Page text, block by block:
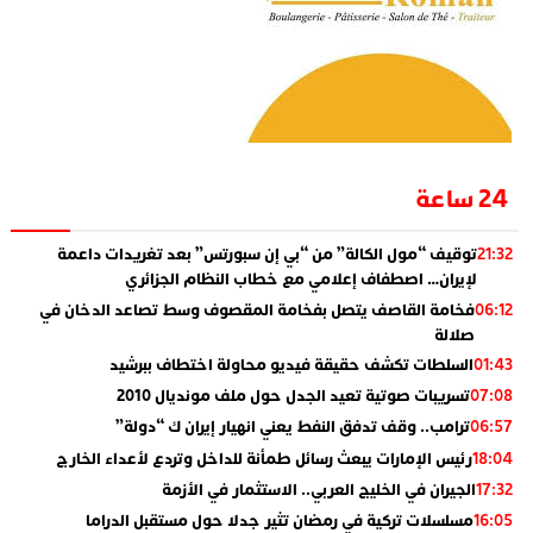
24 ساعة
21:32توقيف “مول الكالة” من “بي إن سبورتس” بعد تغريدات داعمة
لإيران… اصطفاف إعلامي مع خطاب النظام الجزائري
06:12فخامة القاصف يتصل بفخامة المقصوف وسط تصاعد الدخان في
صلالة
01:43السلطات تكشف حقيقة فيديو محاولة اختطاف ببرشيد
07:08تسريبات صوتية تعيد الجدل حول ملف مونديال 2010
06:57ترامب.. وقف تدفق النفط يعني انهيار إيران ك “دولة”
18:04رئيس الإمارات يبعث رسائل طمأنة للداخل وتردع لأعداء الخارج
17:32الجيران في الخليج العربي.. الاستثمار في الأزمة
16:05مسلسلات تركية في رمضان تثير جدلا حول مستقبل الدراما